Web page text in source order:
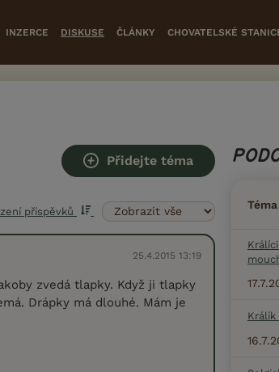
INZERCE DISKUSE ČLÁNKY CHOVATELSKÉ
Přidejte téma
příspěvků
25.4.2015 13:19
zvedá tlapky. Když ji tlapky
Drápky má dlouhé. Mám je
Téma